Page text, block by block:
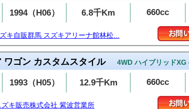
1994（H06） 6.8千Km 660cc
キ自販群馬 スズキアリーナ館林松...
ワゴン カスタムスタイル 4WD ハイブリッド
1993（H05） 12.9千Km 660cc
ズキ販売株式会社 紫波営業所